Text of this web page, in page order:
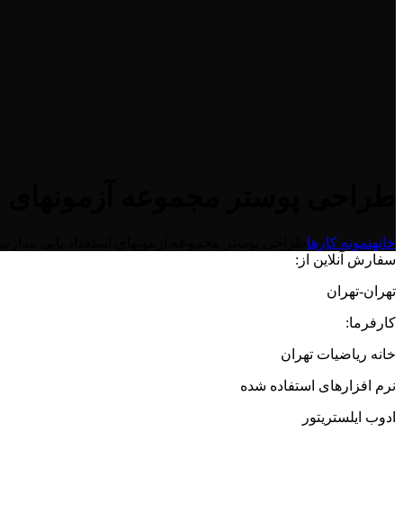
خانهنمونه کارها
سفارش آنلاین از:
تهران-تهران
کارفرما:
خانه ریاضیات تهران
نرم افزارهای استفاده شده
ادوب ایلستریتور